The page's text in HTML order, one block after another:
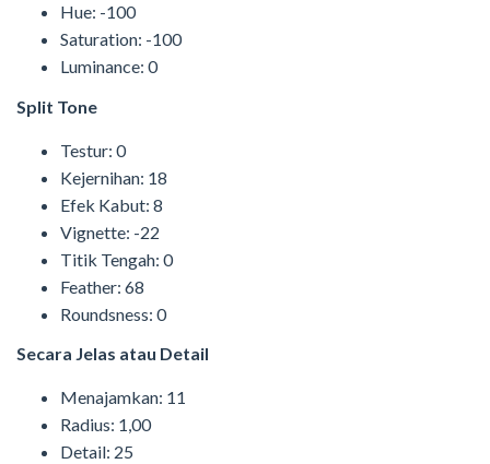
Hue: -100
Saturation: -100
Luminance: 0
Split Tone
Testur: 0
Kejernihan: 18
Efek Kabut: 8
Vignette: -22
Titik Tengah: 0
Feather: 68
Roundsness: 0
Secara Jelas atau Detail
Menajamkan: 11
Radius: 1,00
Detail: 25